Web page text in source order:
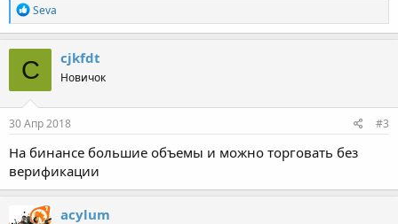
Р
е
а
к
ц
и
и
:
Seva
C cjkfdt
Новичок
30 Апр 2018 #3
На бинансе большие объемы и можно торговать без
верификации
acylum